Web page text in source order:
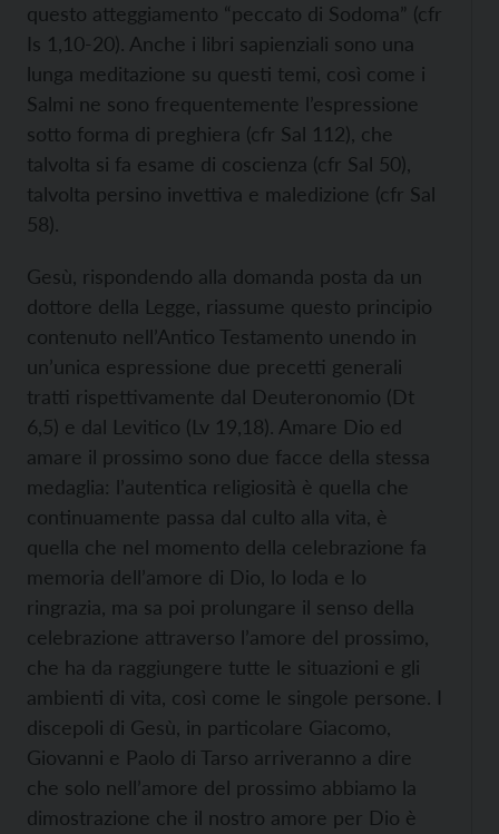
questo atteggiamento “peccato di Sodoma” (cfr
Is 1,10-20). Anche i libri sapienziali sono una
lunga meditazione su questi temi, così come i
Salmi ne sono frequentemente l’espressione
sotto forma di preghiera (cfr Sal 112), che
talvolta si fa esame di coscienza (cfr Sal 50),
talvolta persino invettiva e maledizione (cfr Sal
58).
Gesù, rispondendo alla domanda posta da un
dottore della Legge, riassume questo principio
contenuto nell’Antico Testamento unendo in
un’unica espressione due precetti generali
tratti rispettivamente dal Deuteronomio (Dt
6,5) e dal Levitico (Lv 19,18). Amare Dio ed
amare il prossimo sono due facce della stessa
medaglia: l’autentica religiosità è quella che
continuamente passa dal culto alla vita, è
quella che nel momento della celebrazione fa
memoria dell’amore di Dio, lo loda e lo
ringrazia, ma sa poi prolungare il senso della
celebrazione attraverso l’amore del prossimo,
che ha da raggiungere tutte le situazioni e gli
ambienti di vita, così come le singole persone. I
discepoli di Gesù, in particolare Giacomo,
Giovanni e Paolo di Tarso arriveranno a dire
che solo nell’amore del prossimo abbiamo la
dimostrazione che il nostro amore per Dio è